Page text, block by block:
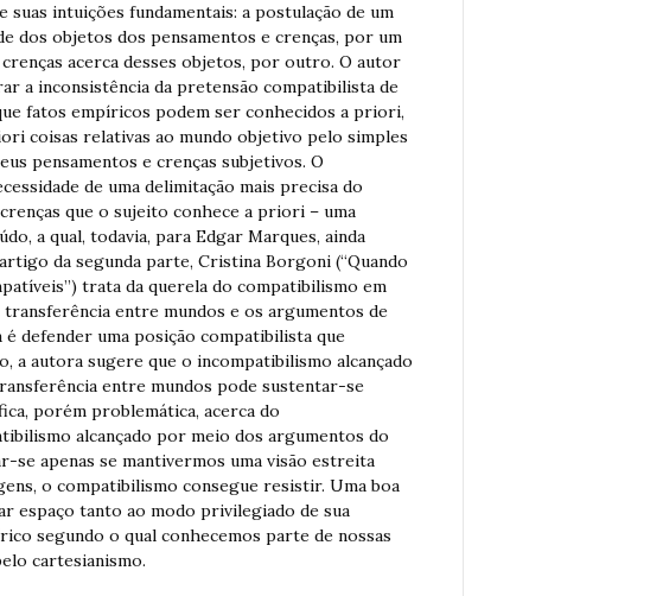
intuições fundamentais: a postulação de um
dos objetos dos pensamentos e crenças, por um
acerca desses objetos, por outro. O autor
a inconsistência da pretensão compatibilista de
fatos empíricos podem ser conhecidos a priori,
coisas relativas ao mundo objetivo pelo simples
pensamentos e crenças subjetivos. O
de uma delimitação mais precisa do
que o sujeito conhece a priori – uma
a qual, todavia, para Edgar Marques, ainda
da segunda parte, Cristina Borgoni (“Quando
trata da querela do compatibilismo em
entre mundos e os argumentos de
defender uma posição compatibilista que
a autora sugere que o incompatibilismo alcançado
entre mundos pode sustentar-se
porém problemática, acerca do
alcançado por meio dos argumentos do
se apenas se mantivermos uma visão estreita
o compatibilismo consegue resistir. Uma boa
espaço tanto ao modo privilegiado de sua
segundo o qual conhecemos parte de nossas
cartesianismo.